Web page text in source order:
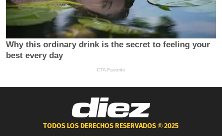
TODOS LOS DERECHOS RESERVADOS ®2025